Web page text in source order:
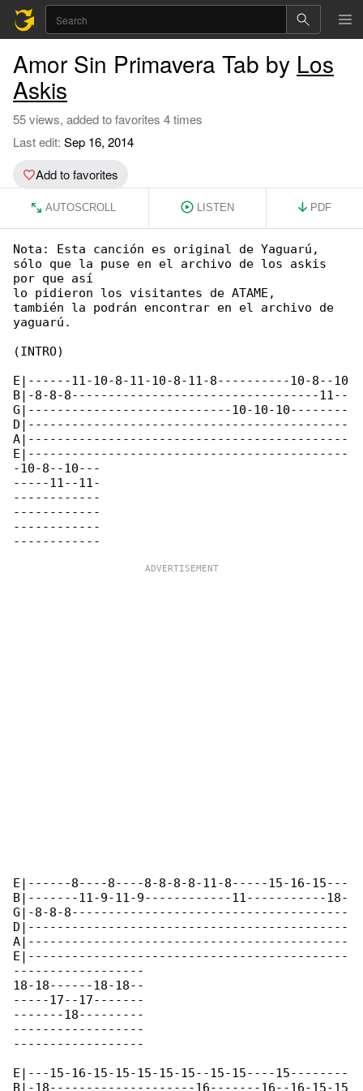
Amor Sin Primavera Tab by Los
Askis
55 views, added to favorites 4 times
Last edit: Sep 16, 2014
Add to favorites
AUTOSCROLL LISTEN PDF
Nota: Esta canción es original de Yaguarú,
sólo que la puse en el archivo de los askis
por que así
lo pidieron los visitantes de ATAME,
también la podrán encontrar en el archivo de
yaguarú.
(INTRO)
E|------11-10-8-11-10-8-11-8----------10-8--10
B|-8-8-8----------------------------------11--
G|----------------------------10-10-10--------
D|--------------------------------------------
A|--------------------------------------------
E|--------------------------------------------
-10-8--10---
-----11--11-
------------
------------
------------
E|------8----8----8-8-8-8-11-8-----15-16-15---
B|-------11-9-11-9------------11-----------18-
G|-8-8-8--------------------------------------
D|--------------------------------------------
A|--------------------------------------------
E|--------------------------------------------
------------------
18-18------18-18--
-----17--17-------
-------18---------
------------------
------------------
E|---15-16-15-15-15-15-15--15-15----15--------
B|-18--------------------16-------16--16-15-15